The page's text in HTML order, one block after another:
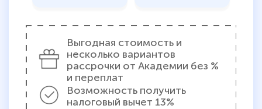
Выгодная стоимость и
несколько вариантов
рассрочки от Академии без %
и переплат
Возможность получить
налоговый вычет 13%